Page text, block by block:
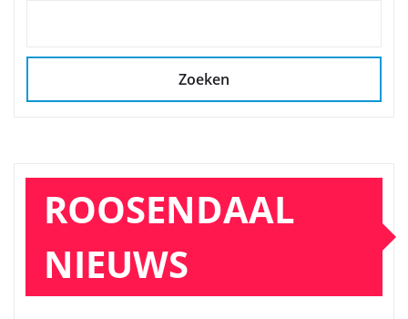
Zoeken
ROOSENDAAL
NIEUWS